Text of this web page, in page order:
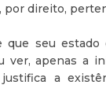
direito,
que seu
ver, apenas a
a